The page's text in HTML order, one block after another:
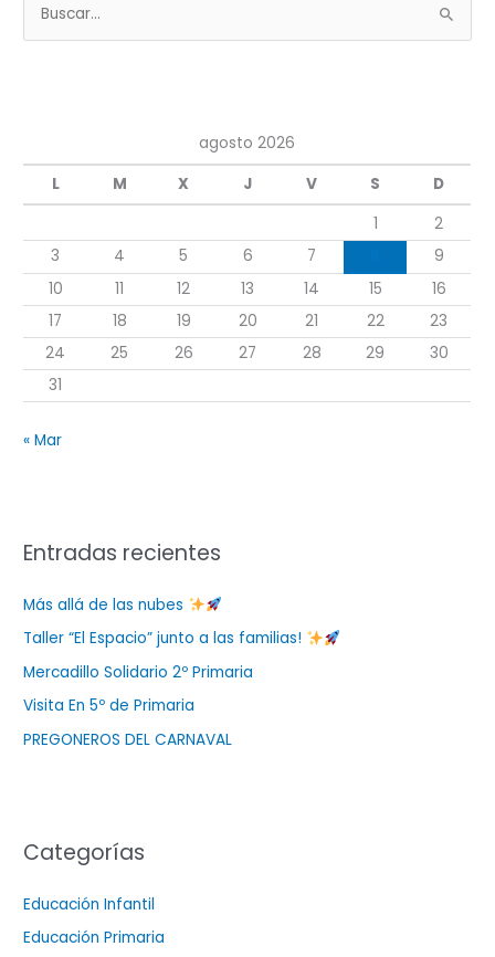
u
r
agosto 2026
L
M X J V S
D
1
2
3
4 5 6 7
9
10
11 12 13 14 15
16
17
18 19 20 21 22
23
24
25 26 27 28 29
30
31
« Mar
Entradas recientes
Más allá de las nubes
Taller “El Espacio” junto a las familias!
Mercadillo Solidario 2º Primaria
Visita En 5º de Primaria
PREGONEROS DEL CARNAVAL
Categorías
Educación Infantil
Educación Primaria